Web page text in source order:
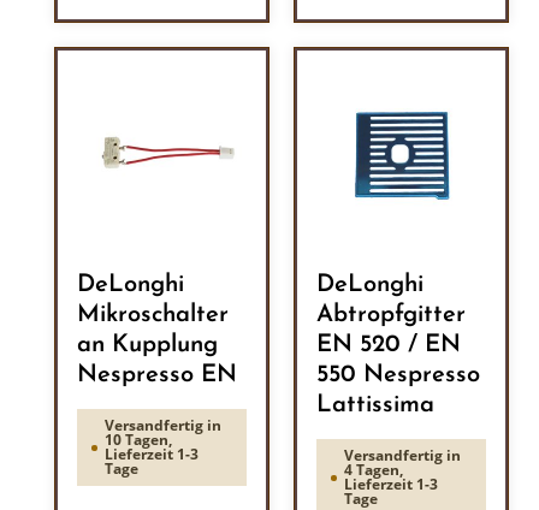
DeLonghi
Mikroschalter
an Kupplung
Nespresso EN
Versandfertig in
10 Tagen,
Lieferzeit 1-3
Tage
DeLonghi
Abtropfgitter
EN 520 / EN
550 Nespresso
Lattissima
Versandfertig in
4 Tagen,
Lieferzeit 1-3
Tage